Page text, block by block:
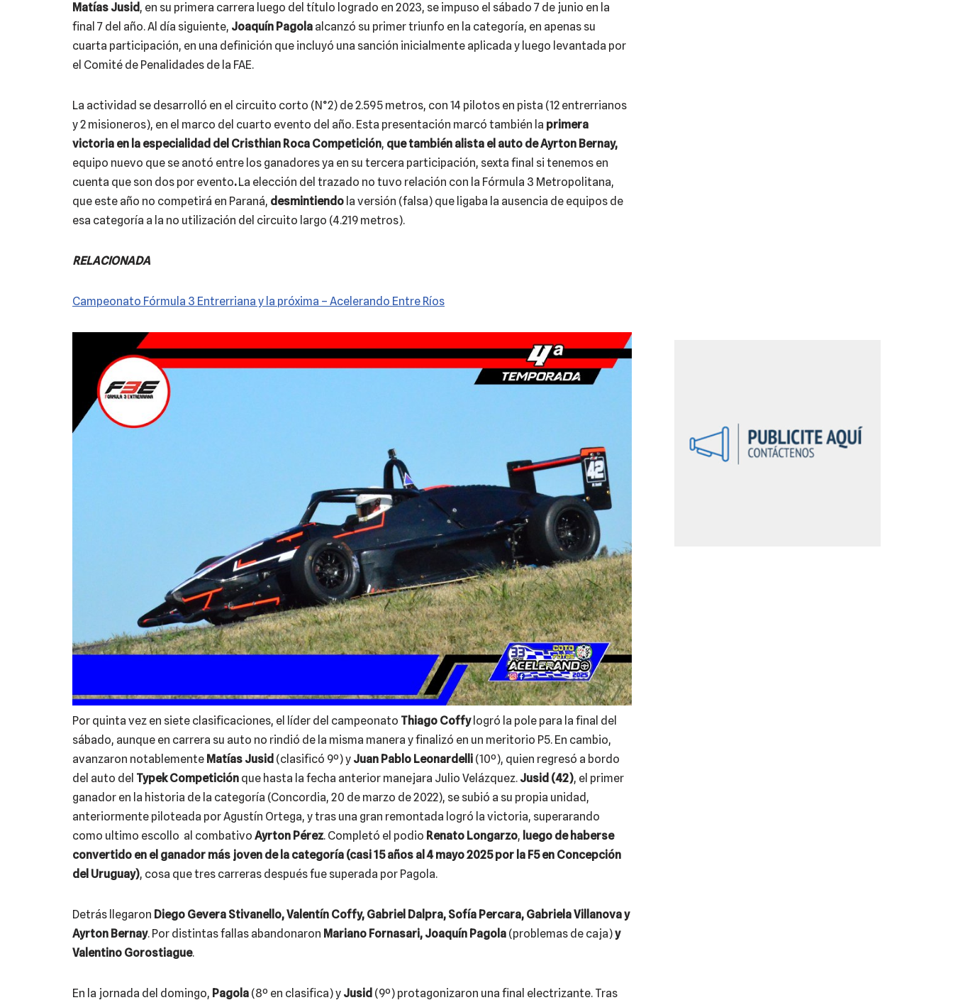
Matías Jusid , en su primera carrera luego del título logrado en 2023, se impuso el sábado 7 de junio en la
final 7 del año. Al día siguiente, Joaquín Pagola alcanzó su primer triunfo en la categoría, en apenas su
cuarta participación, en una definición que incluyó una sanción inicialmente aplicada y luego levantada por
el Comité de Penalidades de la FAE.
La actividad se desarrolló en el circuito corto (N°2) de 2.595 metros, con 14 pilotos en pista (12 entrerrianos
y 2 misioneros), en el marco del cuarto evento del año. Esta presentación marcó también la primera
victoria en la especialidad del Cristhian Roca Competición, que también alista el auto deAyrton Bernay,
equipo nuevo que se anotó entre los ganadores ya en su tercera participación, sexta final si tenemos en
cuenta que son dos por evento.La elección del trazado no tuvo relación con la Fórmula 3 Metropolitana,
que este año no competirá en Paraná, desmintiendo la versión (falsa) que ligaba la ausencia de equipos de
esa categoría a la no utilización del circuito largo (4.219 metros).
RELACIONADA
Campeonato Fórmula 3 Entrerriana y la próxima – Acelerando Entre Ríos
Por quinta vez en siete clasificaciones, el líder del campeonato Thiago Coffylogró la pole para la final del
sábado, aunque en carrera su auto no rindió de la misma manera y finalizó en un meritorio P5. En cambio,
avanzaron notablemente Matías Jusid (clasificó 9º) y Juan Pablo Leonardelli (10º), quien regresó a bordo
del auto del Typek Competición que hasta la fecha anterior manejara Julio Velázquez. Jusid (42), el primer
ganador en la historia de la categoría (Concordia, 20 de marzo de 2022), se subió a su propia unidad,
anteriormente piloteada por Agustín Ortega, y tras una gran remontada logró la victoria, superarando
como ultimo escollo al combativo Ayrton Pérez. Completó el podio Renato Longarzo, luego de haberse
convertido en el ganador más joven de la categoría (casi 15 años al 4 mayo 2025 por la F5 en Concepción
del Uruguay), cosa que tres carreras después fue superada por Pagola.
Detrás llegaron Diego Gevera Stivanello, Valentín Coffy, Gabriel Dalpra, Sofía Percara, Gabriela Villanova y
Ayrton Bernay. Por distintas fallas abandonaron Mariano Fornasari, Joaquín Pagola (problemas de caja)y
Valentino Gorostiague.
En la jornada del domingo, Pagola (8º en clasifica) y Jusid (9º) protagonizaron una final electrizante. Tras